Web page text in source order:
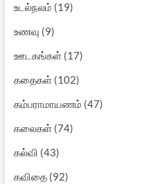
உடல்நலம் (19)
உணவு (9)
ஊடகங்கள்(17)
கதைகள்(102)
கம்பராமாயணம் (47)
கலைகள்(74)
கல்வி (43)
கவிதை(92)